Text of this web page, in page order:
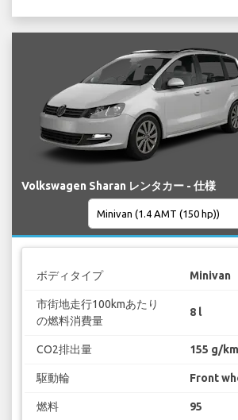
Volkswagen Sharan レンタカー - 仕様
ボディタイプ Minivan
市街地走行100kmあたり
の燃料消費量
8 l
CO2排出量 155 g/km
駆動輪 Front
燃料 95